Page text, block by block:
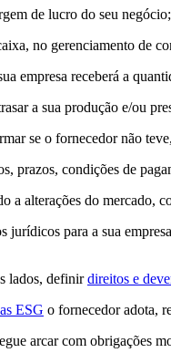
de lucro do seu negócio;
no gerenciamento de
empresa receberá a
a sua produção e/ou
se o fornecedor não
prazos, condições de
a alterações do mercado,
jurídicos para a sua
lados, definirdireitos e
ESG o fornecedor adota,
arcar com obrigações